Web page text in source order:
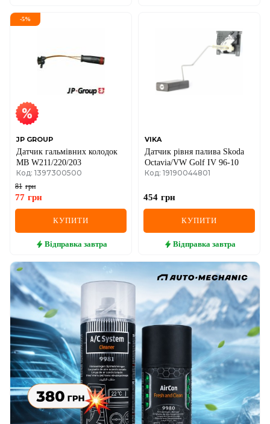
-5%
JP GROUP
Датчик гальмівних колодок
MB W211/220/203
Код: 1397300500
81 грн
77 грн
КУПИТИ
Відправка завтра
VIKA
Датчик рівня палива Skoda
Octavia/VW Golf IV 96-10
Код: 19190044801
454 грн
КУПИТИ
Відправка завтра